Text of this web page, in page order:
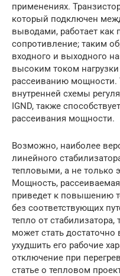
применениях.
который подключен
выводами, работает как
сопротивление; таким
входного и выходного
высоким током
рассеиванию мощности.
внутренней схемы
IGND, также
рассеивания мощности.
Возможно, наиболее
линейного
тепловыми, а не только
Мощность,
приведет к повышению
без соответствующих
тепло от стабилизатора,
может стать
ухудшить его рабочие
отключение при
статье о тепловом